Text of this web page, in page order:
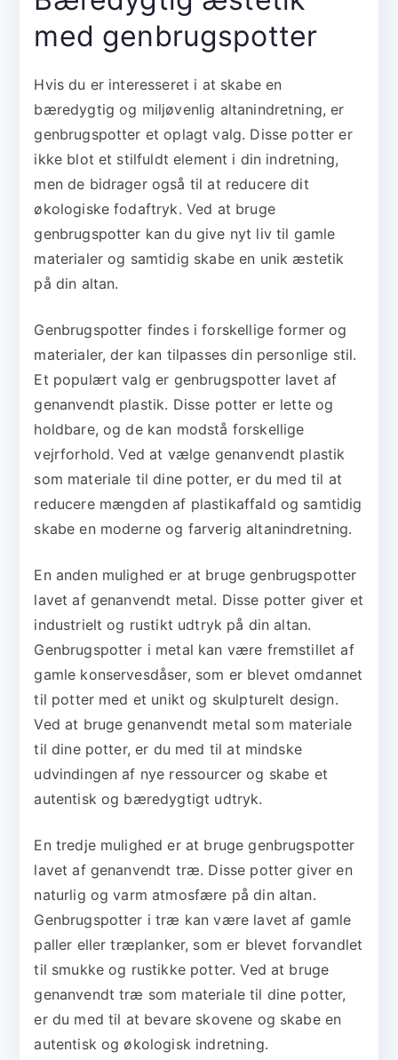
med genbrugspotter
Hvis du er interesseret i at skabe en
bæredygtig og miljøvenlig altanindretning, er
genbrugspotter et oplagt valg. Disse potter er
ikke blot et stilfuldt element i din indretning,
men de bidrager også til at reducere dit
økologiske fodaftryk. Ved at bruge
genbrugspotter kan du give nyt liv til gamle
materialer og samtidig skabe en unik æstetik
på din altan.
Genbrugspotter findes i forskellige former og
materialer, der kan tilpasses din personlige stil.
Et populært valg er genbrugspotter lavet af
genanvendt plastik. Disse potter er lette og
holdbare, og de kan modstå forskellige
vejrforhold. Ved at vælge genanvendt plastik
som materiale til dine potter, er du med til at
reducere mængden af plastikaffald og samtidig
skabe en moderne og farverig altanindretning.
En anden mulighed er at bruge genbrugspotter
lavet af genanvendt metal. Disse potter giver et
industrielt og rustikt udtryk på din altan.
Genbrugspotter i metal kan være fremstillet af
gamle konservesdåser, som er blevet omdannet
til potter med et unikt og skulpturelt design.
Ved at bruge genanvendt metal som materiale
til dine potter, er du med til at mindske
udvindingen af nye ressourcer og skabe et
autentisk og bæredygtigt udtryk.
En tredje mulighed er at bruge genbrugspotter
lavet af genanvendt træ. Disse potter giver en
naturlig og varm atmosfære på din altan.
Genbrugspotter i træ kan være lavet af gamle
paller eller træplanker, som er blevet forvandlet
til smukke og rustikke potter. Ved at bruge
genanvendt træ som materiale til dine potter,
er du med til at bevare skovene og skabe en
autentisk og økologisk indretning.